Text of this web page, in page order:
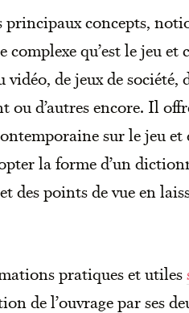
concepts,
qu’est le jeu et
vidéo, de jeux de
ou d’autres encore. Il
sur le jeu et
la forme d’un
des points de vue en
pratiques et utiles
de l’ouvrage par ses